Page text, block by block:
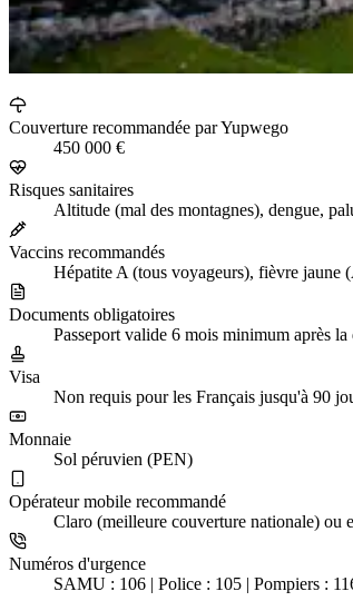
Couverture recommandée par Yupwego
450 000 €
Risques sanitaires
Altitude (mal des montagnes), dengue,
Vaccins recommandés
Hépatite A (tous voyageurs), fièvre jaune
Documents obligatoires
Passeport valide 6 mois minimum après la
Visa
Non requis pour les Français jusqu'à 90
Monnaie
Sol péruvien (PEN)
Opérateur mobile recommandé
Claro (meilleure couverture nationale) ou
Numéros d'urgence
SAMU : 106 | Police : 105 | Pompiers :